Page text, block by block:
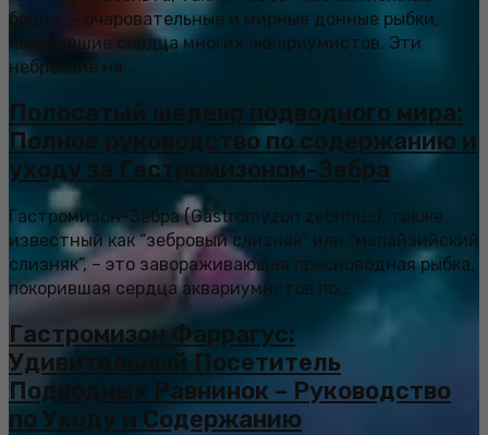
боции, – очаровательные и мирные донные рыбки,
покорившие сердца многих аквариумистов. Эти
неброские на...
Полосатый шедевр подводного мира:
Полное руководство по содержанию и
уходу за Гастромизоном-Зебра
Гастромизон-Зебра (Gastromyzon zebrinus), также
известный как “зебровый слизняк” или “малайзийский
слизняк”, – это завораживающая пресноводная рыбка,
покорившая сердца аквариумистов по...
Гастромизон Фаррагус:
Удивительный Посетитель
Подводных Равнинок – Руководство
по Уходу и Содержанию